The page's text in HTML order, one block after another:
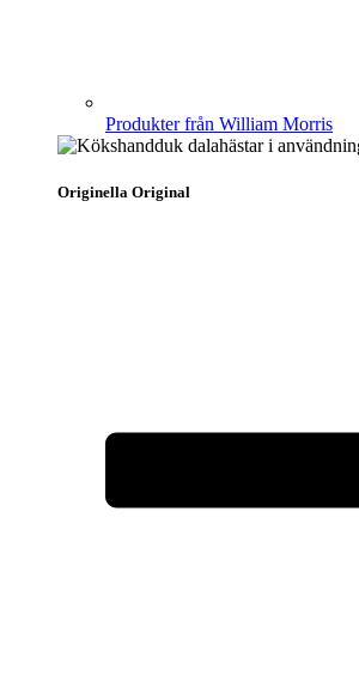
Produkter från William Morris
Originella Original